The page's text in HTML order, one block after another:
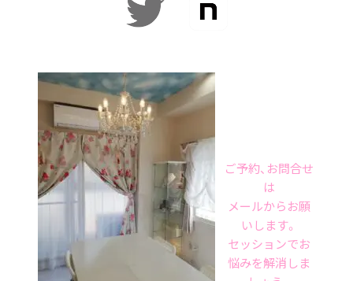
ご予約、お問合せ
は
メールからお願
いします。
セッションでお
悩みを解消しま